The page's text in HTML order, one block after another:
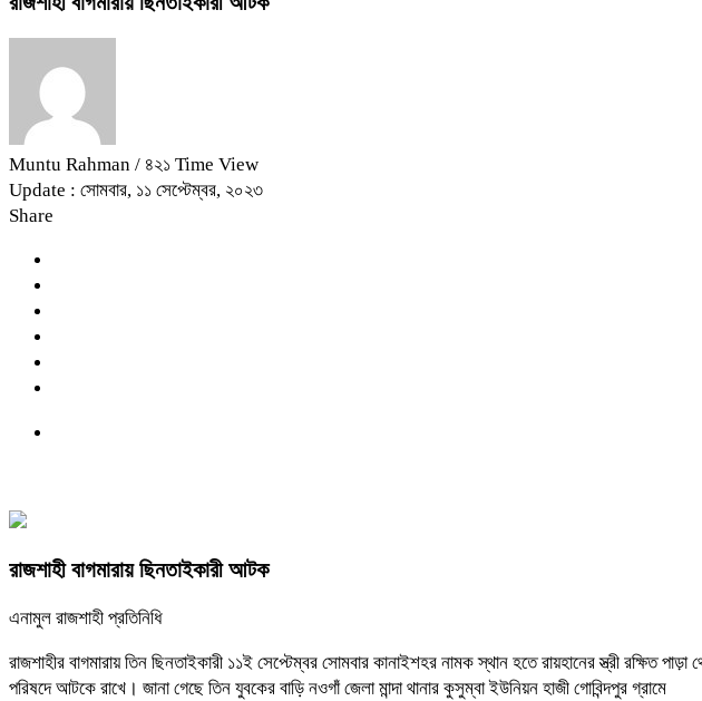
Muntu Rahman / ৪২১ Time View
Update : সোমবার, ১১ সেপ্টেম্বর, ২০২৩
Share
রাজশাহী বাগমারায় ছিনতাইকারী আটক
এনামুল রাজশাহী প্রতিনিধি
রাজশাহীর বাগমারায় তিন ছিনতাইকারী ১১ই সেপ্টেম্বর সোমবার কানাইশহর নামক স্থান হতে রায়হানের স্ত্রী
পরিষদে আটকে রাখে। জানা গেছে তিন যুবকের বাড়ি নওগাঁ জেলা মান্দা থানার কুসুম্বা ইউনিয়ন হাজী গোবিন্দপুর গ্রামে